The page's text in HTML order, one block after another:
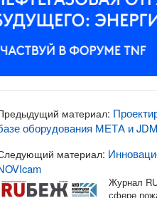
материал:
оборудования МЕТА и JDM
материал:
Журнал
сфере